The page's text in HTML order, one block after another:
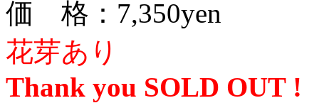
価 格：7,350yen
花芽あり
Thank you SOLD OUT !